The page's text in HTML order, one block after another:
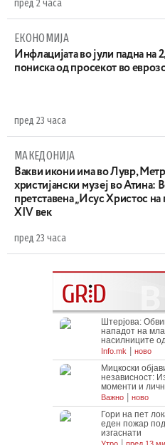
пред 2 часа
ЕКОНОМИЈА
Инфлацијата во јули падна на
пониска од просекот во
пред 23 часа
МАКЕДОНИЈА
Вакви икони има во Лувр,
христијански музеј во Атина:
претставена „Исус Христос на
XIV век
пред 23 часа